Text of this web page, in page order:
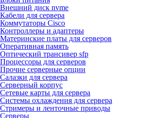
Внешний диск nvme
Кабели для сервера
Коммутаторы Cisco
Контроллеры и адаптеры
Материнские платы для серверов
Оперативная память
Оптический трансивер sfp
Процессоры для серверов
Прочие серверные опции
Салазки для сервера
Серверный корпус
Сетевые карты для сервера
Системы охлаждения для сервера
Стримеры и ленточные приводы
Серверы